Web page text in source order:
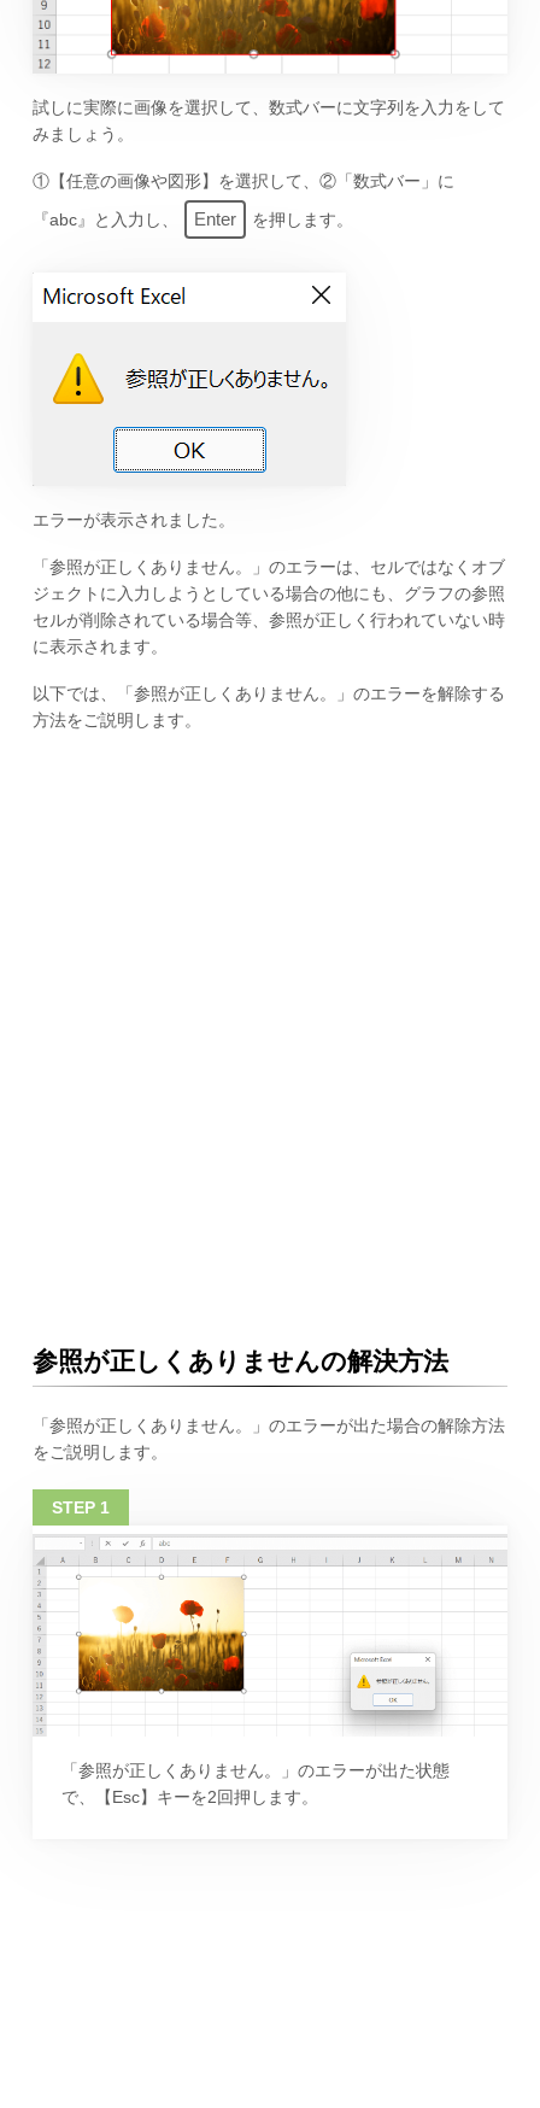
試しに実際に画像を選択して、数式バーに文字列を入力をして
みましょう。
①【任意の画像や図形】を選択して、②「数式バー」に
『abc』と入力し、
Enter を押します。
エラーが表示されました。
「参照が正しくありません。」のエラーは、セルではなくオブ
ジェクトに入力しようとしている場合の他にも、グラフの参照
セルが削除されている場合等、参照が正しく行われていない時
に表示されます。
以下では、「参照が正しくありません。」のエラーを解除する
方法をご説明します。
参照が正しくありませんの解決方法
「参照が正しくありません。」のエラーが出た場合の解除方法
をご説明します。
「参照が正しくありません。」のエラーが出た状態
で、【Esc】キーを2回押します。